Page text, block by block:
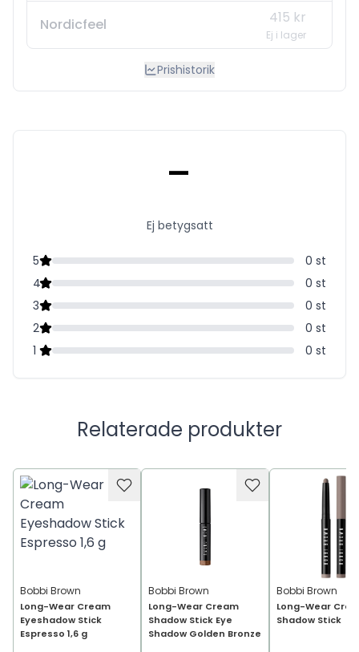
Nordicfeel 415 kr
Ej i lager
Prishistorik
-
Ej betygsatt
5 0 st
4
0 st
3
0 st
2
0 st
1
0 st
Relaterade produkter
Bobbi Brown
Long-Wear Cream
Eyeshadow Stick
Espresso 1,6 g
Bobbi Brown
Long-Wear Cream
Shadow Stick Eye
Shadow Golden Bronze
Bobbi Brown
Long-Wear
Shadow Stick